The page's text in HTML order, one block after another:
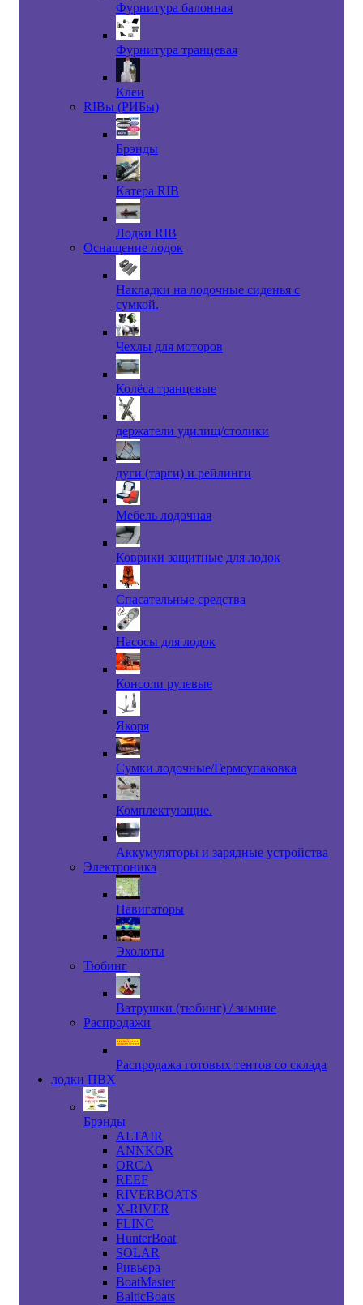
Фурнитура балонная
Фурнитура транцевая
Клеи
RIBы (РИБы)
Брэнды
Катера RIB
Лодки RIB
Оснащение лодок
Накладки на лодочные сиденья с
сумкой.
Чехлы для моторов
Колёса транцевые
держатели удилищ/столики
дуги (тарги) и рейлинги
Мебель лодочная
Коврики защитные для лодок
Спасательные средства
Насосы для лодок
Консоли рулевые
Якоря
Сумки лодочные/Гермоупаковка
Комплектующие.
Аккумуляторы и зарядные устройства
Электроника
Навигаторы
Эхолоты
Тюбинг
Ватрушки (тюбинг) / зимние
Распродажи
Распродажа готовых тентов со склада
лодки ПВХ
Брэнды
ALTAIR
ANNKOR
ORCA
REEF
RIVERBOATS
X-RIVER
FLINC
HunterBoat
SOLAR
Ривьера
BoatMaster
BalticBoats